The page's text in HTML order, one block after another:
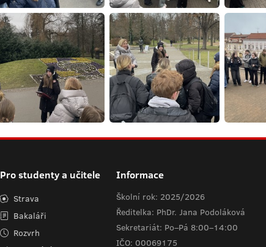
Pro studenty a učitele
Strava
Bakaláři
Rozvrh
Informace
Školní rok: 2025/2026
Ředitelka: PhDr. Jana Podoláková
Sekretariát: Po–Pá 8:00–14:00
IČO: 00069175